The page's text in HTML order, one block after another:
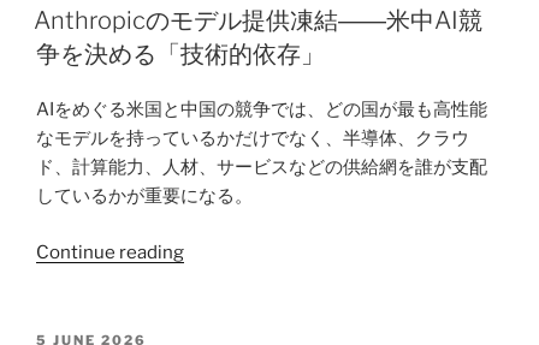
裁
判
所
の
判
断
は、
諸
ON
Anthropicのモデル提供凍結――米中AI競
争を決める「技術的依存」
AIをめぐる米国と中国の競争では、どの国が最も高性能
なモデルを持っているかだけでなく、半導体、クラウ
ド、計算能力、人材、サービスなどの供給網を誰が支配
しているかが重要になる。
Continue reading“Anthropic
POSTED
5 JUNE 2026